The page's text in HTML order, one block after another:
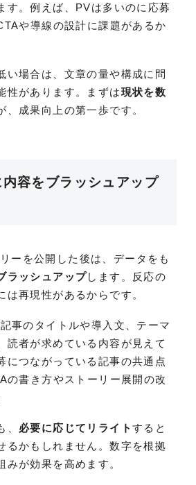
す。例えば、PVは多いのに応募
や導線の設計に課題があるか
い場合は、文章の量や構成に問
性があります。まずは現状を数
、成果向上の第一歩です。
容をブラッシュアップ
ーを公開した後は、データをも
ラッシュアップします。反応の
は再現性があるからです。
事のタイトルや導入文、テーマ
読者が求めている内容が見えて
につながっている記事の共通点
の書き方やストーリー展開の改
、 必要に応じてリライト すると
るかもしれません。数字を根拠
みが効果を高めます。